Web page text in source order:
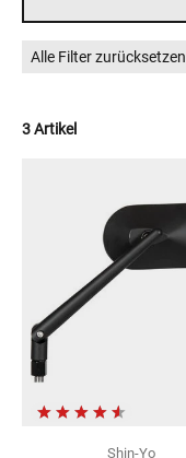
Alle Filter zurücksetzen
3 Artikel
Shin-Yo